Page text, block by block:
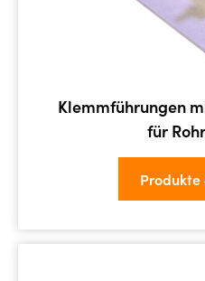
Klemmführungen
für